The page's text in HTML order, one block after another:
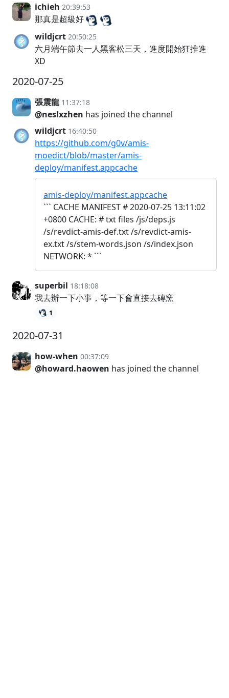
ichieh 20:39:53
那真是超級好
wildjcrt 20:50:25
六月端午節去一人黑客松三天，進度開始狂推進
XD
2020-07-25
張震龍 11:37:18
@neslxzhen has joined the channel
wildjcrt 16:40:50
https://github.com/g0v/amis-
moedict/blob/master/amis-
deploy/manifest.appcache
amis-deploy/manifest.appcache
``` CACHE MANIFEST # 2020-07-25 13:11:02
+0800 CACHE: # txt files /js/deps.js
/s/revdict-amis-def.txt /s/revdict-amis-
ex.txt /s/stem-words.json /s/index.json
NETWORK: * ```
superbil 18:18:08
我去辦一下小事，等一下會直接去磚窯
1
2020-07-31
how-when 00:37:09
@howard.haowen has joined the channel